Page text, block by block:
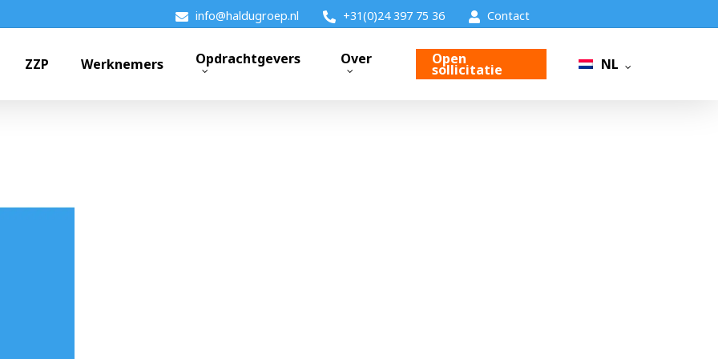
info@haldugroep.nl +31(0)24 397 75 36 Contact
ZZP Werknemers Opdrachtgevers Over Open
sollicitatie NL